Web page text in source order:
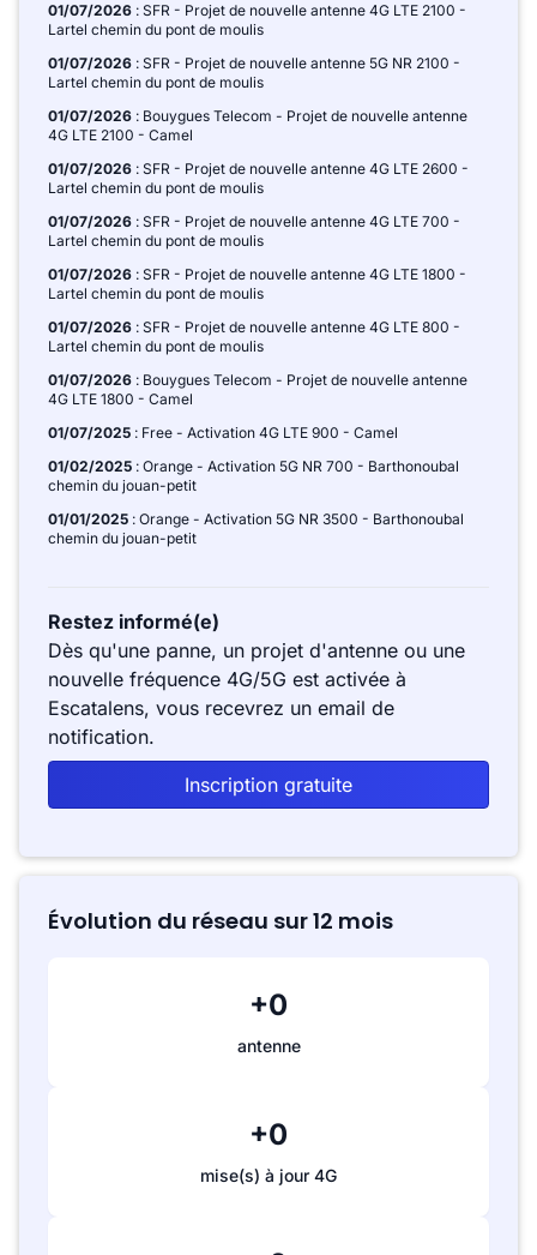
01/07/2026 : SFR - Projet de nouvelle antenne 4G LTE 2100 -
Lartel chemin du pont de moulis
01/07/2026 : SFR - Projet de nouvelle antenne 5G NR 2100 -
Lartel chemin du pont de moulis
01/07/2026 : Bouygues Telecom - Projet de nouvelle antenne
4G LTE 2100 - Camel
01/07/2026 : SFR - Projet de nouvelle antenne 4G LTE 2600 -
Lartel chemin du pont de moulis
01/07/2026 : SFR - Projet de nouvelle antenne 4G LTE 700 -
Lartel chemin du pont de moulis
01/07/2026 : SFR - Projet de nouvelle antenne 4G LTE 1800 -
Lartel chemin du pont de moulis
01/07/2026 : SFR - Projet de nouvelle antenne 4G LTE 800 -
Lartel chemin du pont de moulis
01/07/2026 : Bouygues Telecom - Projet de nouvelle antenne
4G LTE 1800 - Camel
01/07/2025 : Free - Activation 4G LTE 900 - Camel
01/02/2025 : Orange - Activation 5G NR 700 - Barthonoubal
chemin du jouan-petit
01/01/2025 : Orange - Activation 5G NR 3500 - Barthonoubal
chemin du jouan-petit
Restez informé(e)
Dès qu'une panne, un projet d'antenne ou une
nouvelle fréquence 4G/5G est activée à
Escatalens, vous recevrez un email de
notification.
Inscription gratuite
Évolution du réseau sur 12 mois
+0
antenne
+0
mise(s) à jour 4G